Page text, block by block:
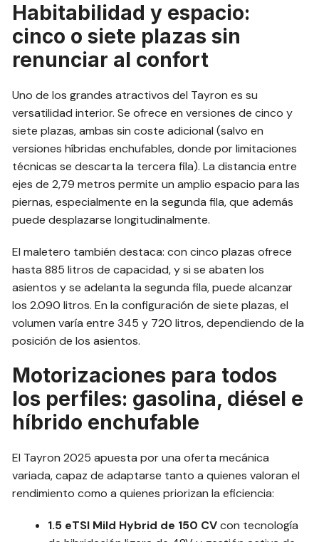
Habitabilidad y espacio:
cinco o siete plazas sin
renunciar al confort
Uno de los grandes atractivos del Tayron es su
versatilidad interior. Se ofrece en versiones de cinco y
siete plazas, ambas sin coste adicional (salvo en
versiones híbridas enchufables, donde por limitaciones
técnicas se descarta la tercera fila). La distancia entre
ejes de 2,79 metros permite un amplio espacio para las
piernas, especialmente en la segunda fila, que además
puede desplazarse longitudinalmente.
El maletero también destaca: con cinco plazas ofrece
hasta 885 litros de capacidad, y si se abaten los
asientos y se adelanta la segunda fila, puede alcanzar
los 2.090 litros. En la configuración de siete plazas, el
volumen varía entre 345 y 720 litros, dependiendo de la
posición de los asientos.
Motorizaciones para todos
los perfiles: gasolina, diésel e
híbrido enchufable
El Tayron 2025 apuesta por una oferta mecánica
variada, capaz de adaptarse tanto a quienes valoran el
rendimiento como a quienes priorizan la eficiencia:
1.5 eTSI Mild Hybrid de 150 CVcon tecnología